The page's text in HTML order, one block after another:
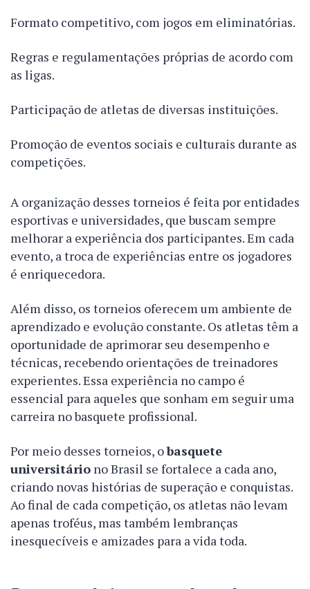
Formato competitivo, com jogos em eliminatórias.
Regras e regulamentações próprias de acordo com
as ligas.
Participação de atletas de diversas instituições.
Promoção de eventos sociais e culturais durante as
competições.
A organização desses torneios é feita por entidades
esportivas e universidades, que buscam sempre
melhorar a experiência dos participantes. Em cada
evento, a troca de experiências entre os jogadores
é enriquecedora.
Além disso, os torneios oferecem um ambiente de
aprendizado e evolução constante. Os atletas têm a
oportunidade de aprimorar seu desempenho e
técnicas, recebendo orientações de treinadores
experientes. Essa experiência no campo é
essencial para aqueles que sonham em seguir uma
carreira no basquete profissional.
Por meio desses torneios, obasquete
universitário no Brasil se fortalece a cada ano,
criando novas histórias de superação e conquistas.
Ao final de cada competição, os atletas não levam
apenas troféus, mas também lembranças
inesquecíveis e amizades para a vida toda.